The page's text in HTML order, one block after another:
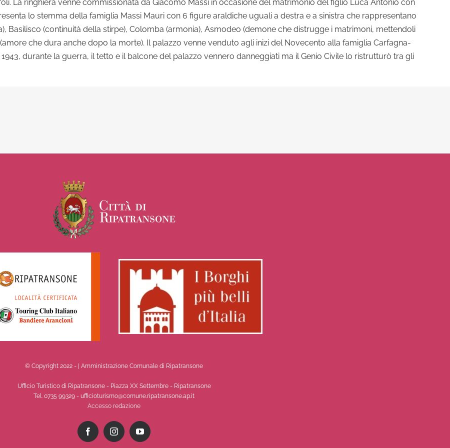
La ringhiera venne commissionata da Giacomo Massi in occasione del matrimonio del figlio Luca Antonio con
lo stemma della famiglia Massi Mauri con 6 figure araldiche uguali a destra e a sinistra che rappresentano
Basilisco (continuità della stirpe), Colomba (armonia), Asmodeo (demone che distrugge i matrimoni, mettendoli
che dura anche dopo la morte). Il palazzo venne venduto agli inizi del Novecento alla famiglia Carfagna-
durante la guerra, il tetto e il balcone del palazzo vennero danneggiati ma il Genio Civile lo ristrutturò tra gli
© Copyright 2022 - | Amministrazione Comunale di Ripatransone
Ufficio Turistico di Ripatransone - Piazza XX Settembre - Ripatransone
Tel. 0735 99329 - ufficioturismo@comune.ripatransone.ap.it
Accesso redazione
FacebookInstagramYouTube